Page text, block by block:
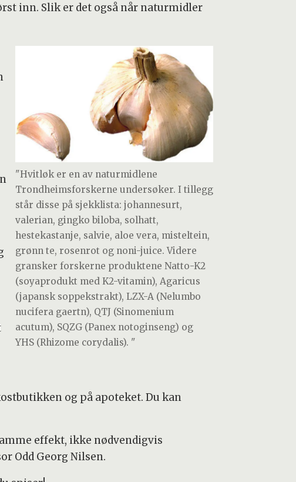
inn. Slik er det også når naturmidler
"Hvitløk er en av naturmidlene
Trondheimsforskerne undersøker. I tillegg
står disse på sjekklista: johannesurt,
valerian, gingko biloba, solhatt,
hestekastanje, salvie, aloe vera, misteltein,
grønn te, rosenrot og noni-juice. Videre
gransker forskerne produktene Natto-K2
(soyaprodukt med K2-vitamin), Agaricus
(japansk soppekstrakt), LZX-A (Nelumbo
nucifera gaertn), QTJ (Sinomenium
acutum), SQZG (Panex notoginseng) og
YHS (Rhizome corydalis). "
og på apoteket. Du kan
effekt, ikke nødvendigvis
Odd Georg Nilsen.